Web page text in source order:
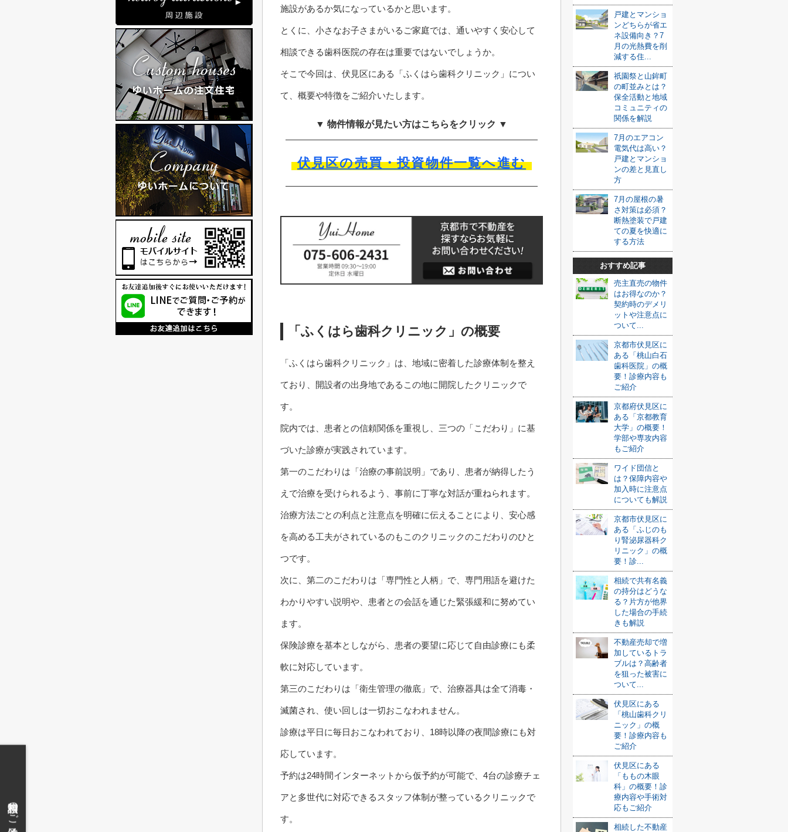
施設があるか気になっているかと思います。
とくに、小さなお子さまがいるご家庭では、通いやすく安心して
相談できる歯科医院の存在は重要ではないでしょうか。
そこで今回は、伏見区にある「ふくはら歯科クリニック」につい
て、概要や特徴をご紹介いたします。
▼ 物件情報が見たい方はこちらをクリック ▼
伏見区の売買・投資物件一覧へ進む
「ふくはら歯科クリニック」の概要
「ふくはら歯科クリニック」は、地域に密着した診療体制を整え
ており、開設者の出身地であるこの地に開院したクリニックで
す。
院内では、患者との信頼関係を重視し、三つの「こだわり」に基
づいた診療が実践されています。
第一のこだわりは「治療の事前説明」であり、患者が納得したう
えで治療を受けられるよう、事前に丁寧な対話が重ねられます。
治療方法ごとの利点と注意点を明確に伝えることにより、安心感
を高める工夫がされているのもこのクリニックのこだわりのひと
つです。
次に、第二のこだわりは「専門性と人柄」で、専門用語を避けた
わかりやすい説明や、患者との会話を通じた緊張緩和に努めてい
ます。
保険診療を基本としながら、患者の要望に応じて自由診療にも柔
軟に対応しています。
第三のこだわりは「衛生管理の徹底」で、治療器具は全て消毒・
滅菌され、使い回しは一切おこなわれません。
診療は平日に毎日おこなわれており、18時以降の夜間診療にも対
応しています。
予約は24時間インターネットから仮予約が可能で、4台の診療チェ
アと多世代に対応できるスタッフ体制が整っているクリニックで
す。
戸建とマンショ
ンどちらが省エ
ネ設備向き？7
月の光熱費を削
減する住...
祇園祭と山鉾町
の町並みとは？
保全活動と地域
コミュニティの
関係を解説
7月のエアコン
電気代は高い？
戸建とマンショ
ンの差と見直し
方
7月の屋根の暑
さ対策は必須？
断熱塗装で戸建
ての夏を快適に
する方法
おすすめ記事
売主直売の物件
はお得なのか？
契約時のデメリ
ットや注意点に
ついて...
京都市伏見区に
ある「桃山白石
歯科医院」の概
要！診療内容も
ご紹介
京都府伏見区に
ある「京都教育
大学」の概要！
学部や専攻内容
もご紹介
ワイド団信と
は？保障内容や
加入時に注意点
についても解説
京都市伏見区に
ある「ふじのも
り腎泌尿器科ク
リニック」の概
要！診...
相続で共有名義
の持分はどうな
る？片方が他界
した場合の手続
きも解説
不動産売却で増
加しているトラ
ブルは？高齢者
を狙った被害に
ついて...
伏見区にある
「桃山歯科クリ
ニック」の概
要！診療内容も
ご紹介
伏見区にある
「ももの木眼
科」の概要！診
療内容や手術対
応もご紹介
相続した不動産